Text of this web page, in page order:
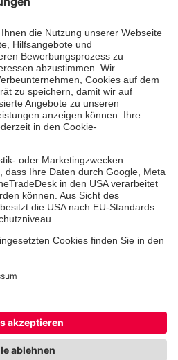
Fortbildungen
Hilfe-Kurse
& Ehrenamt
Jugend
Datenschutz Barrierefreiheit